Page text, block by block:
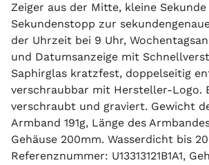
Zeiger aus der Mitte, kleine
Sekundenstopp zur
der Uhrzeit bei 9 Uhr,
und Datumsanzeige mit
Saphirglas kratzfest, doppelseitig
verschraubbar mit Hersteller-Logo.
verschraubt und graviert. Gewicht
Armband 191g, Länge des
Gehäuse 200mm. Wasserdicht bis 20
Referenznummer: U13313121B1A1,